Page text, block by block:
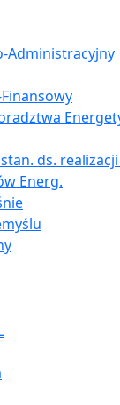
Administracyjny
ds.
Energ.